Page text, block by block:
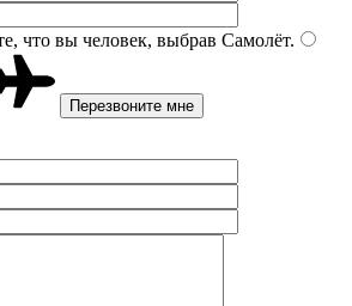
что вы человек, выбрав Самолёт.